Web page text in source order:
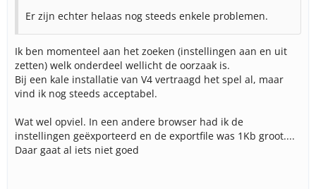
Er zijn echter helaas nog steeds enkele problemen.
Ik ben momenteel aan het zoeken (instellingen aan en uit
zetten) welk onderdeel wellicht de oorzaak is.
Bij een kale installatie van V4 vertraagd het spel al, maar
vind ik nog steeds acceptabel.
Wat wel opviel. In een andere browser had ik de
instellingen geëxporteerd en de exportfile was 1Kb groot....
Daar gaat al iets niet goed